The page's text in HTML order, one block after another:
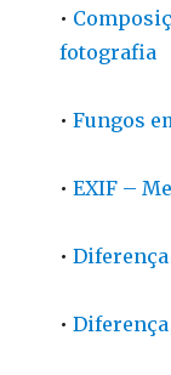
•
fotografia
•Fungos
•EXIF –
•
•